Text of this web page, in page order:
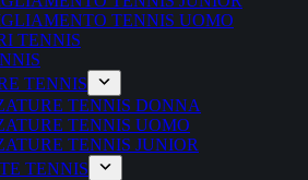
TENNIS UOMO
TENNIS
TENNIS
TENNIS DONNA
TENNIS UOMO
TENNIS JUNIOR
TENNIS